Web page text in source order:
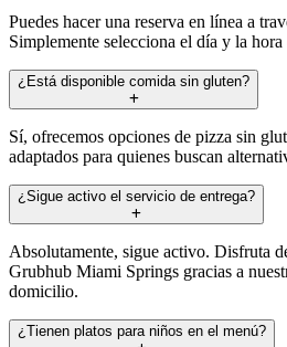
Puedes hacer una reserva en línea a
Simplemente selecciona el día y la hora
¿Está disponible comida sin gluten?
Sí, ofrecemos opciones de pizza sin
adaptados para quienes buscan
¿Sigue activo el servicio de entrega?
Absolutamente, sigue activo. Disfruta
Grubhub Miami Springs gracias a
domicilio.
¿Tienen platos para niños en el menú?